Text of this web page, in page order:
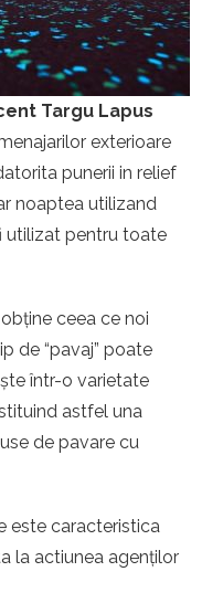
Targu Lapus
exterioare
punerii in relief
noaptea utilizand
utilizat pentru toate
ceea ce noi
de “pavaj” poate
într-o varietate
astfel una
de pavare cu
este caracteristica
la actiunea agenților